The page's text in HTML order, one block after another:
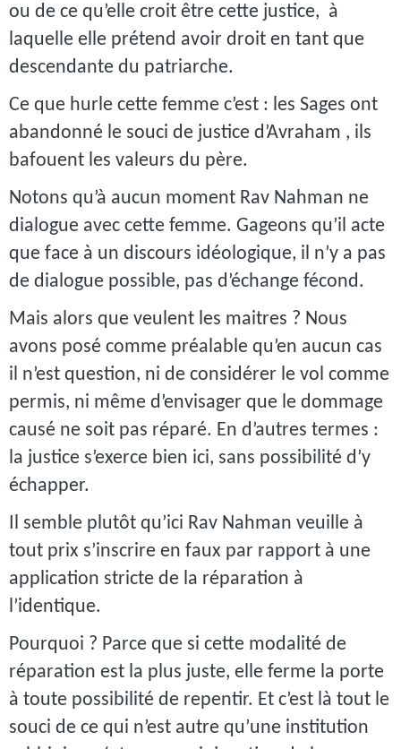
ou de ce qu’elle croit être cette justice, à
laquelle elle prétend avoir droit en tant que
descendante du patriarche.
Ce que hurle cette femme c’est : les Sages ont
abandonné le souci de justice d’Avraham , ils
bafouent les valeurs du père.
Notons qu’à aucun moment Rav Nahman ne
dialogue avec cette femme. Gageons qu’il acte
que face à un discours idéologique, il n’y a pas
de dialogue possible, pas d’échange fécond.
Mais alors que veulent les maitres ? Nous
avons posé comme préalable qu’en aucun cas
il n’est question, ni de considérer le vol comme
permis, ni même d’envisager que le dommage
causé ne soit pas réparé. En d’autres termes :
la justice s’exerce bien ici, sans possibilité d’y
échapper.
Il semble plutôt qu’ici Rav Nahman veuille à
tout prix s’inscrire en faux par rapport à une
application stricte de la réparation à
l’identique.
Pourquoi ? Parce que si cette modalité de
réparation est la plus juste, elle ferme la porte
à toute possibilité de repentir. Et c’est là tout le
souci de ce qui n’est autre qu’une institution